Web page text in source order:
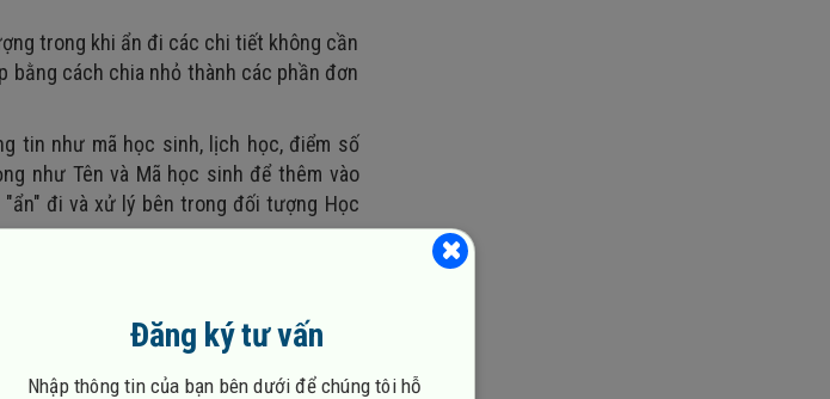
trong khi ẩn đi các chi tiết không cần
cách chia nhỏ thành các phần đơn
tin như mã học sinh, lịch học, điểm số
như Tên và Mã học sinh để thêm vào
đi và xử lý bên trong đối tượng Học
Đăng ký tư vấn
Nhập thông tin của bạn bên dưới để chúng tôi hỗ